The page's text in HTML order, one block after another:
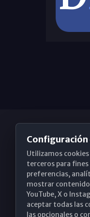
Santa
Configuración
Utilizamos
terceros para
preferencias,
mostrar
YouTube, X o
aceptar todas las
las opcionales o